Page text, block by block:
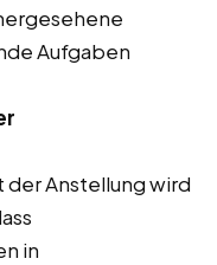
Aufgaben
der Anstellung wird
in